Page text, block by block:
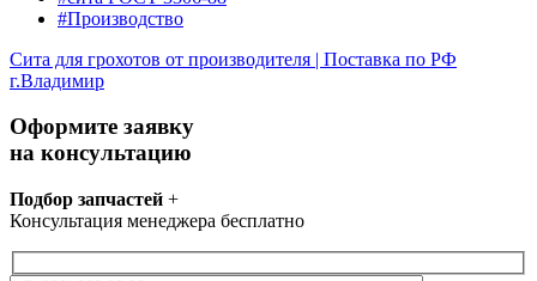
#Производство
Сита для грохотов от производителя | Поставка по РФ
г.Владимир
Оформите заявку
на консультацию
Подбор запчастей +
Консультация менеджера бесплатно